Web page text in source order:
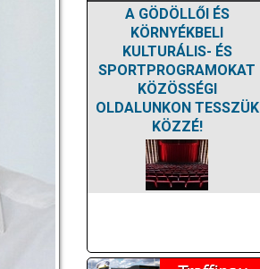
A GÖDÖLLŐI ÉS
KÖRNYÉKBELI
KULTURÁLIS- ÉS
SPORTPROGRAMOKAT
KÖZÖSSÉGI
OLDALUNKON TESSZÜK
KÖZZÉ!